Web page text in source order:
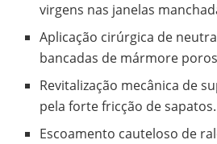
virgens nas janelas
Aplicação cirúrgica de
bancadas de mármore
Revitalização mecânica de
pela forte fricção de sapatos.
Escoamento cauteloso de